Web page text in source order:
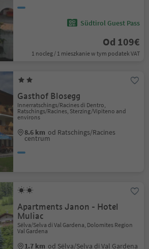
Südtirol Guest Pass
Od 109€
1 nocleg / 1 mieszkanie w tym podatek VAT
Gasthof Blosegg
Innerratschings/Racines di Dentro,
Ratschings/Racines, Sterzing/Vipiteno and
environs
8.6 km od Ratschings/Racines
centrum
Apartments Janon - Hotel
Muliac
Sëlva/Selva di Val Gardena, Dolomites Region
Val Gardena
1.7 km od Sëlva/Selva di Val Gardena